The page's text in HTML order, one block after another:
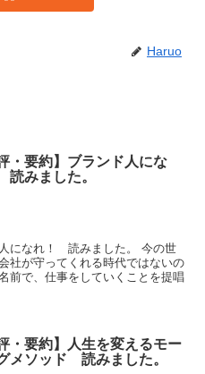
Haruo
・要約】ブランド人にな
みました。
なれ！ 読みました。 今の世
社が守ってくれる時代ではないの
前で、仕事をしていくことを提唱
・要約】人生を変えるモー
メソッド 読みました。